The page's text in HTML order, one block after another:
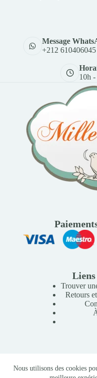
Nous utilisons des cookies
Message
+212 610406045
10h
Trouver
Retours
Copyright © 2026 Mille
-Conditions